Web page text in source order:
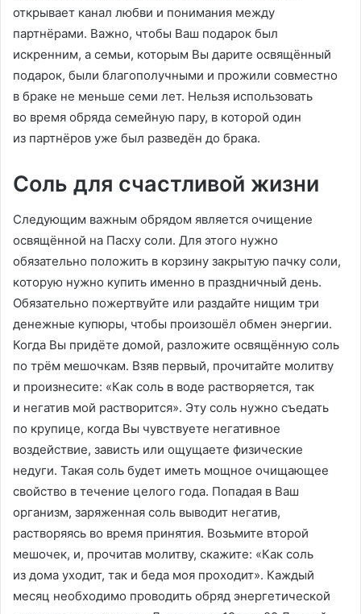
открывает канал любви и понимания между
партнёрами. Важно, чтобы Ваш подарок был
искренним, а семьи, которым Вы дарите освящённый
подарок, были благополучными и прожили совместно
в браке не меньше семи лет. Нельзя использовать
во время обряда семейную пару, в которой один
из партнёров уже был разведён до брака.
Cоль для счастливой жизни
Следующим важным обрядом является очищение
освящённой на Пасху соли. Для этого нужно
обязательно положить в корзину закрытую пачку соли,
которую нужно купить именно в праздничный день.
Обязательно пожертвуйте или раздайте нищим три
денежные купюры, чтобы произошёл обмен энергии.
Когда Вы придёте домой, разложите освящённую соль
по трём мешочкам. Взяв первый, прочитайте молитву
и произнесите: «Как соль в воде растворяется, так
и негатив мой растворится». Эту соль нужно съедать
по крупице, когда Вы чувствуете негативное
воздействие, зависть или ощущаете физические
недуги. Такая соль будет иметь мощное очищающее
свойство в течение целого года. Попадая в Ваш
организм, заряженная соль выводит негатив,
растворяясь во время принятия. Возьмите второй
мешочек, и, прочитав молитву, скажите: «Как соль
из дома уходит, так и беда моя проходит». Каждый
месяц необходимо проводить обряд энергетической